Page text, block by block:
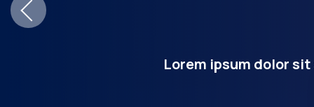
Lorem ipsum dolor